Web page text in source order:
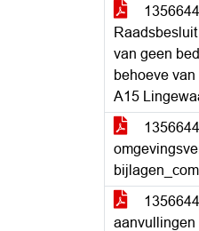
van geen
behoeve
A15
aanvullingen